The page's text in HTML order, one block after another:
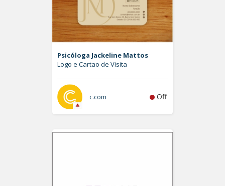
Psicóloga Jackeline Mattos
Logo e Cartao de Visita
c.com Off